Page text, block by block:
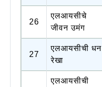
26
एलआयसीचे
जीवन उमंग
27
एलआयसीची धन
रेखा
एलआयसीची